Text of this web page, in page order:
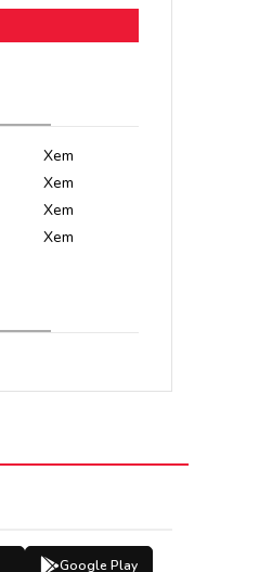
Xem
Xem
Xem
Xem
Google Play